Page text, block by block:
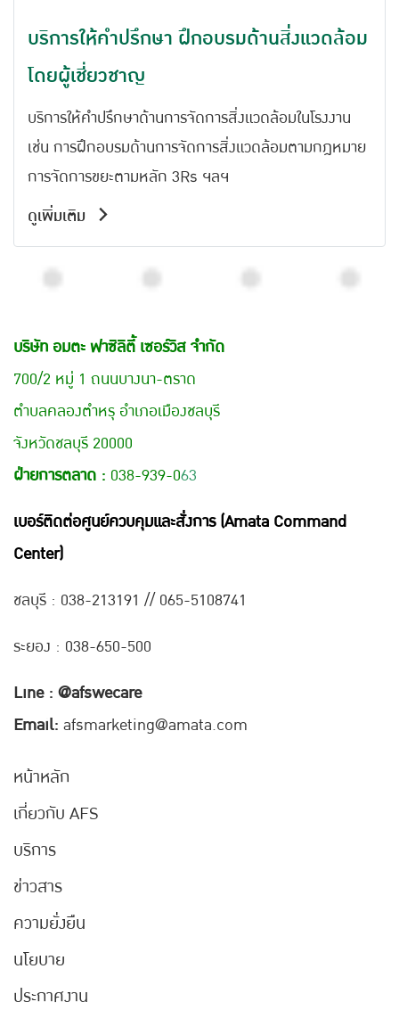
บริการให้คำปรึกษา ฝึกอบรมด้านสิ่งแวดล้อม
โดยผู้เชี่ยวชาญ
บริการให้คำปรึกษาด้านการจัดการสิ่งแวดล้อมในโรงงาน
เช่น การฝึกอบรมด้านการจัดการสิ่งแวดล้อมตามกฎหมาย
การจัดการขยะตามหลัก 3Rs ฯลฯ
ดูเพิ่มเติม
บริษัท อมตะ ฟาซิลิตี้ เซอร์วิส จำกัด
700/2 หมู่ 1 ถนนบางนา-ตราด
ตำบลคลองตำหรุ อำเภอเมืองชลบุรี
จังหวัดชลบุรี 20000
ฝ่ายการตลาด : 038-939-063
เบอร์ติดต่อศูนย์ควบคุมและสั่งการ (Amata Command
Center)
ชลบุรี : 038-213191 // 065-5108741
ระยอง : 038-650-500
Line : @afswecare
Email: afsmarketing@amata.com
หน้าหลัก
เกี่ยวกับ AFS
บริการ
ข่าวสาร
ความยั่งยืน
นโยบาย
ประกาศงาน